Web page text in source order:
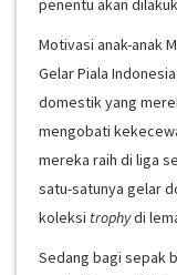
penentu akan
Motivasi anak-anak
Gelar Piala
domestik yang
mengobati
mereka raih di liga
satu-satunya gelar
koleksi trophydi
Sedang bagi sepak